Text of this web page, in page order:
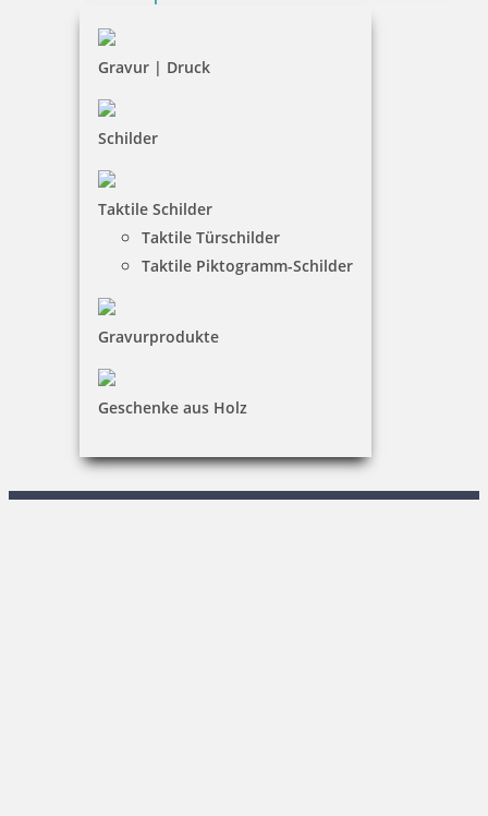
Gravur | Druck
Schilder
Taktile Schilder
Taktile Türschilder
Taktile Piktogramm-Schilder
Gravurprodukte
Geschenke aus Holz
Widerruf
Barrierefreiheit
Vertrag widerrufen
Mein Konto
KONTAKT
Menzel & Woelke GmbH
Reiner Drolshagen
0 29 02 / 80 70 – 0